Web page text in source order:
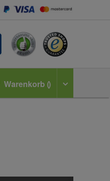
Warenkorb